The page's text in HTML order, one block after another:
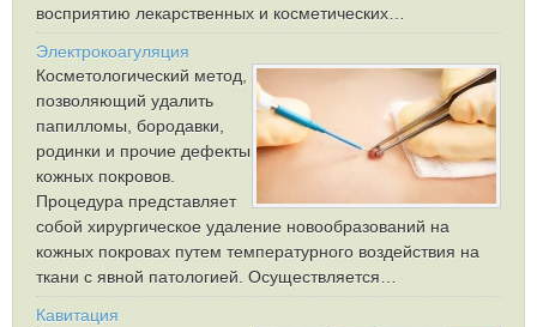
восприятию лекарственных и косметических…
Электрокоагуляция
Косметологический метод,
позволяющий удалить
папилломы, бородавки,
родинки и прочие дефекты
кожных покровов.
Процедура представляет
собой хирургическое удаление новообразований на
кожных покровах путем температурного воздействия на
ткани с явной патологией. Осуществляется…
Кавитация